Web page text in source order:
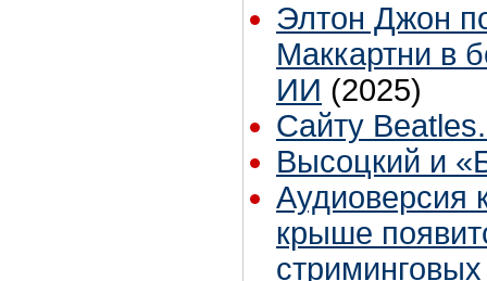
Элтон Джон
Маккартни в
ИИ (2025)
Сайту
Высоцкий и
Аудиоверсия
крыше